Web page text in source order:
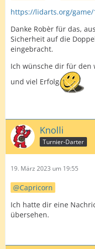
https://lidarts.org/game/
Danke Robèr für das,
Sicherheit auf die
eingebracht.
Ich wünsche dir für den
und viel Erfolg
Knolli
Turnier-Darter
19. März 2023 um 19:55
Capricorn
Ich hatte dir eine
übersehen.